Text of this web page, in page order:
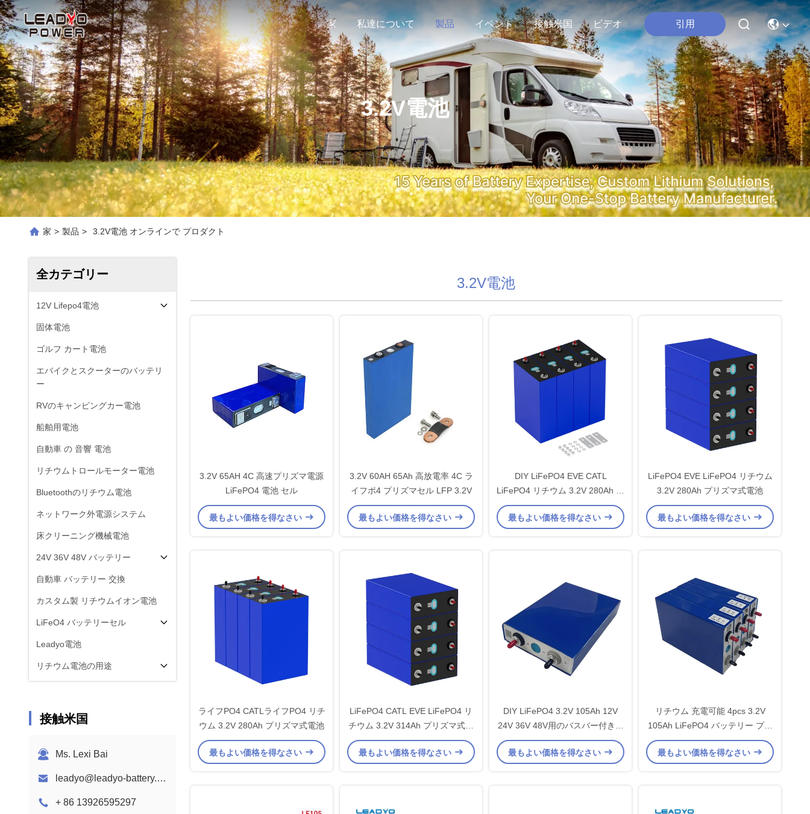
家 私達について 製品 イベント 接触米国 ビデオ 引用
3.2V電池
家 > 製品 > 3.2V電池 オンラインで プロダクト
全カテゴリー
12V Lifepo4電池
固体電池
ゴルフ カート電池
エバイクとスクーターのバッテリ
ー
RVのキャンピングカー電池
船舶用電池
自動車 の 音響 電池
リチウムトロールモーター電池
Bluetoothのリチウム電池
ネットワーク外電源システム
床クリーニング機械電池
24V 36V 48V バッテリー
自動車 バッテリー 交換
カスタム製 リチウムイオン電池
LiFeO4 バッテリーセル
Leadyo電池
リチウム電池の用途
接触米国
Ms. Lexi Bai
leadyo@leadyo-battery.com
+ 86 13926595297
3.2V電池
3.2V 65AH 4C 高速プリズマ電源
LiFePO4 電池 セル
最もよい価格を得なさい
3.2V 60AH 65Ah 高放電率 4C ラ
イフポ4 プリズマセル LFP 3.2V
最もよい価格を得なさい
DIY LiFePO4 EVE CATL
LiFePO4 リチウム 3.2V 280Ah プ
リズマ式電池
最もよい価格を得なさい
LiFePO4 EVE LiFePO4 リチウム
3.2V 280Ah プリズマ式電池
最もよい価格を得なさい
ライフPO4 CATLライフPO4 リチ
ウム 3.2V 280Ah プリズマ式電池
最もよい価格を得なさい
LiFePO4 CATL EVE LiFePO4 リ
チウム 3.2V 314Ah プリズマ式電
池
最もよい価格を得なさい
DIY LiFePO4 3.2V 105Ah 12V
24V 36V 48V用のバスバー付きプ
リズムセル組装キット
最もよい価格を得なさい
リチウム 充電可能 4pcs 3.2V
105Ah LiFePO4 バッテリー プリ
ズマ セル
最もよい価格を得なさい